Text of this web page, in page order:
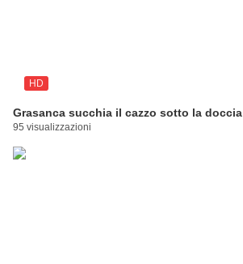
HD
Grasanca succhia il cazzo sotto la doccia
95 visualizzazioni